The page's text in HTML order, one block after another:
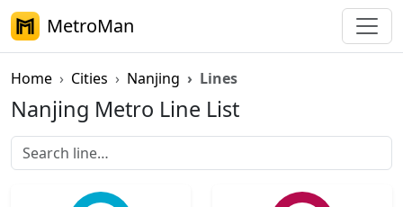
MetroMan
Home Cities Nanjing Lines
Nanjing Metro Line List